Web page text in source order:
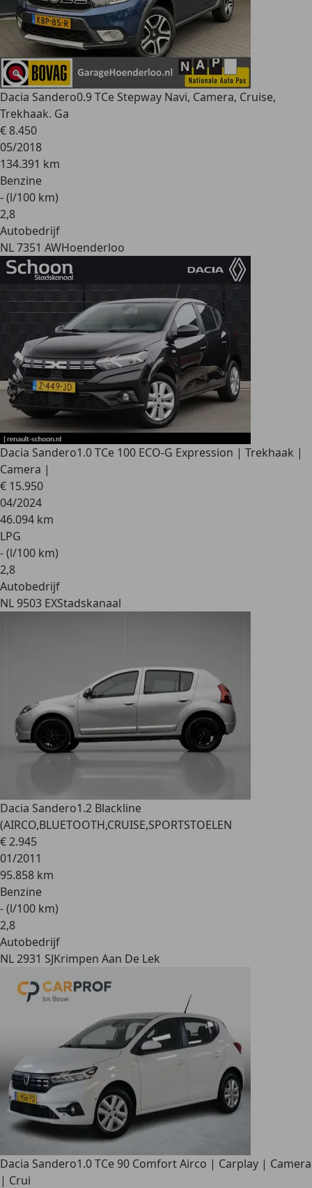
Dacia Sandero0.9 TCe Stepway Navi, Camera, Cruise,
Trekhaak. Ga
€ 8.450
05/2018
134.391 km
Benzine
- (l/100 km)
2,8
Autobedrijf
NL 7351 AWHoenderloo
Dacia Sandero1.0 TCe 100 ECO-G Expression | Trekhaak |
Camera |
€ 15.950
04/2024
46.094 km
LPG
- (l/100 km)
2,8
Autobedrijf
NL 9503 EXStadskanaal
Dacia Sandero1.2 Blackline
(AIRCO,BLUETOOTH,CRUISE,SPORTSTOELEN
€ 2.945
01/2011
95.858 km
Benzine
- (l/100 km)
2,8
Autobedrijf
NL 2931 SJKrimpen Aan De Lek
Dacia Sandero1.0 TCe 90 Comfort Airco | Carplay | Camera
| Crui